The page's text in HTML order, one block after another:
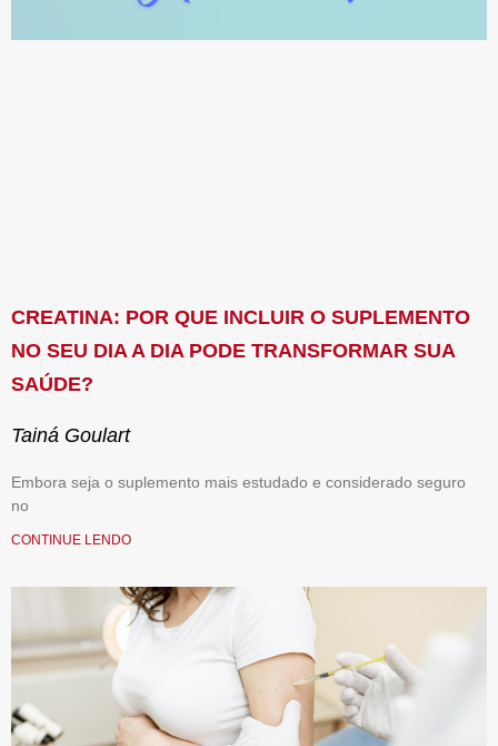
CREATINA: POR QUE INCLUIR O SUPLEMENTO
NO SEU DIA A DIA PODE TRANSFORMAR SUA
SAÚDE?
Tainá Goulart
Embora seja o suplemento mais estudado e considerado seguro
no
CONTINUE LENDO